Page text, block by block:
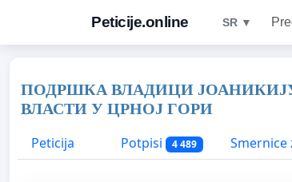
Peticije.online SR ▼
ПОДРШКА ВЛАДИЦИ
ВЛАСТИ У ЦРНОЈ ГОРИ
Peticija
Potpisi 4 489